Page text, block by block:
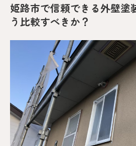
姫路市で信頼できる外壁塗
う比較すべきか？